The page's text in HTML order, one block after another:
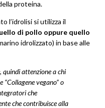
proteina.
l’idrolisi si utilizza il
di pollo oppure quello
idrolizzato) in base alle
quindi attenzione a chi
vegano” o
che
che contribuisce alla